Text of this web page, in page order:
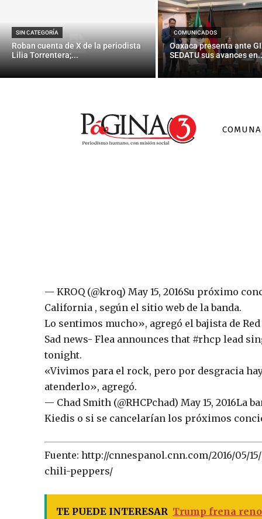
SIN CATEGORÍA
Roban cuenta de X de la periodista
Lilia Torrentera;...
COMUNICADOS
Oaxaca presenta ante
SEDATU sus avances
— KROQ (@kroq) May 15, 2016Su próximo
California , según el sitio web de la banda.
Lo sentimos mucho», agregó el bajista de
Sad news- Flea announces that #rhcp lead
tonight.
«Vivimos para el rock, pero por desgracia
atenderlo», agregó.
— Chad Smith (@RHCPchad) May 15,
Kiedis o si se cancelarían los próximos
Fuente: http://cnnespanol.cnn.com/2016/05/
chili-peppers/
TE PUEDE INTERESAR Trump frena